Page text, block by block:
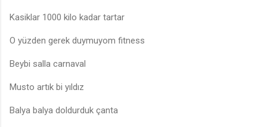
Kasiklar 1000 kilo kadar tartar
O yüzden gerek duymuyom fitness
Beybi salla carnaval
Musto artık bi yıldız
Balya balya doldurduk çanta